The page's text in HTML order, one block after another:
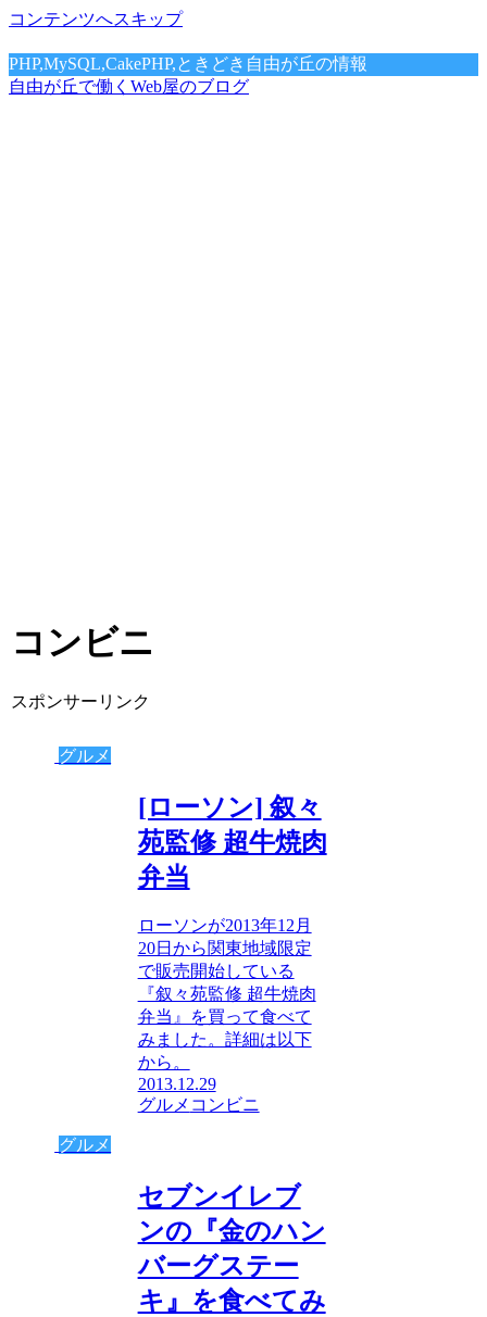
コンテンツへスキップ
PHP,MySQL,CakePHP,ときどき自由が丘の情報
自由が丘で働くWeb屋のブログ
コンビニ
スポンサーリンク
グルメ
[ローソン] 叙々
苑監修 超牛焼肉
弁当
ローソンが2013年12月
20日から関東地域限定
で販売開始している
『叙々苑監修 超牛焼肉
弁当』を買って食べて
みました。詳細は以下
から。
2013.12.29
グルメ コンビニ
グルメ
セブンイレブ
ンの『金のハン
バーグステー
キ』を食べてみ